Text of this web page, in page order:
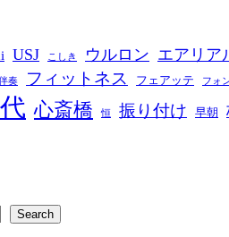
USJ こしき ウルロン エアリア
奏 フィットネス フェアッテ フォ
心斎橋 恒 振り付け 早朝
Search